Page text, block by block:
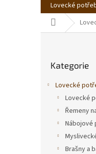
Lovecké
Domů
kategorie
Kategorie
Lovecké
Lovecké
Řemeny
Nábojové
Brašny a